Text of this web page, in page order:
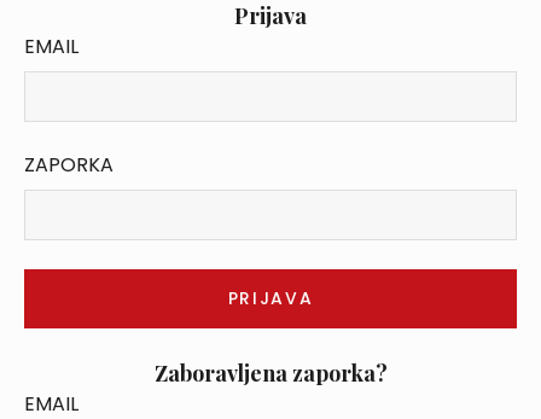
Prijava
EMAIL
ZAPORKA
Zaboravljena zaporka?
EMAIL